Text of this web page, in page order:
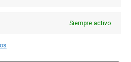
Siempre activo